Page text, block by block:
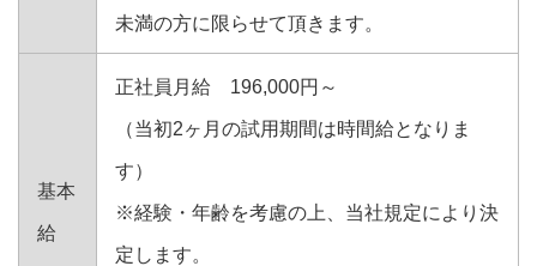
未満の方に限らせて頂きます。
基本
給
正社員月給 196,000円～
（当初2ヶ月の試用期間は時間給となりま
す）
※経験・年齢を考慮の上、当社規定により決
定します。